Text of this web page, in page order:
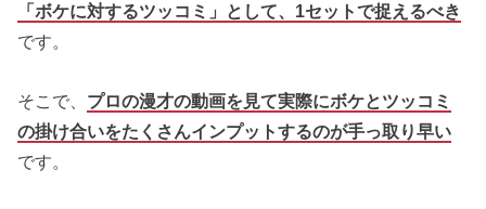
「ボケに対するツッコミ」として、1セットで捉えるべき
です。
そこで、 プロの漫才の動画を見て実際にボケとツッコミ
の掛け合いをたくさんインプットするのが手っ取り早い
です。